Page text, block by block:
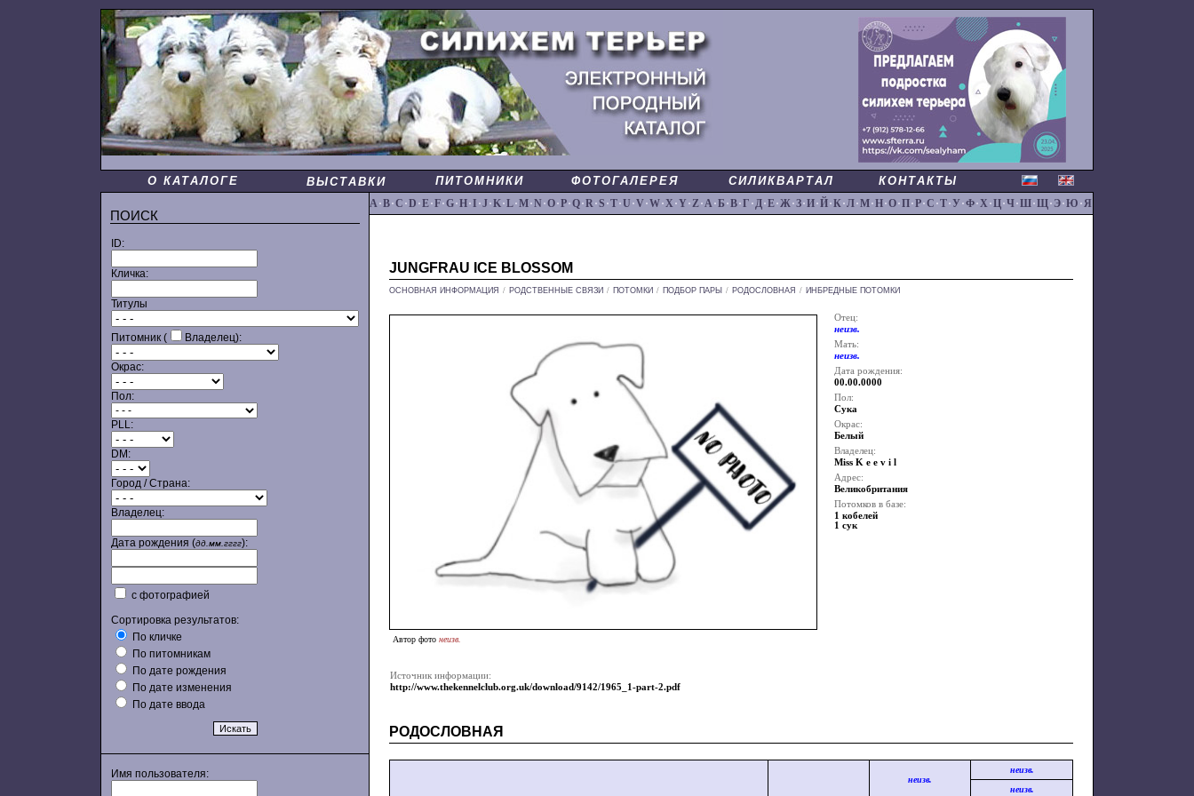
О КАТАЛОГЕ ВЫСТАВКИ ПИТОМНИКИ ФОТОГАЛЕРЕЯ СИЛИКВАРТАЛ КОНТАКТЫ
ПОИСК
ID:
Кличка:
Титулы
Питомник ( Владелец):
Окрас:
Пол:
PLL:
DM:
Город / Страна:
Владелец:
Дата рождения (дд.мм.гггг):
с фотографией
Сортировка результатов:
По кличке
По питомникам
По дате рождения
По дате изменения
По дате ввода
Имя пользователя:
A·B·C ·D ·E·F·G·H·I ·J·K·L·M·N·O·P·Q·R·S ·T·U ·V·W·X·Y ·Z·А·Б·В·Г ·Д·Е·Ж·З·И·Й·К·Л·М·Н·О·П·Р·С ·Т·У·Ф·Х·Ц·Ч·Ш·Щ· Э·Ю ·Я
JUNGFRAU ICE BLOSSOM
ОСНОВНАЯ ИНФОРМАЦИЯ / РОДСТВЕННЫЕ СВЯЗИ / ПОТОМКИ / ПОДБОР ПАРЫ / РОДОСЛОВНАЯ / ИНБРЕДНЫЕ ПОТОМКИ
Автор фото неизв.
Отец:
неизв.
Мать:
неизв.
Дата рождения:
00.00.0000
Пол:
Сука
Окрас:
Белый
Владелец:
Miss K e e v i l
Адрес:
Великобритания
Потомков в базе:
1 кобелей
1 сук
Источник информации:
http://www.thekennelclub.org.uk/download/9142/1965_1-part-2.pdf
РОДОСЛОВНАЯ
неизв.
неизв.
неизв.